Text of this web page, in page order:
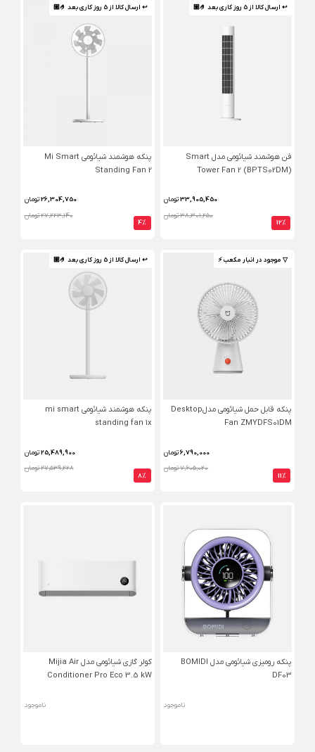
↩ ارسال کالا از 5 روز کاری بعد 🤌🏼
فن هوشمند شیائومی مدل Smart
Tower Fan 2 (BPTS02DM)
33,905,450تومان
38,301,250 تومان
12%
↩ ارسال کالا از 5 روز کاری بعد 🤌🏼
پنکه هوشمند شیائومی Mi Smart
Standing Fan 2
26,304,750تومان
27,223,140 تومان
4%
▽ موجود در انبار مکعب ⚡️
پنکه قابل حمل شیائومی مدلDesktop
Fan ZMYDFS01DM
6,790,000تومان
7,605,020 تومان
11%
↩ ارسال کالا از 5 روز کاری بعد 🤌🏼
پنکه هوشمند شیائومی mi smart
standing fan 1x
25,489,900تومان
27,539,228 تومان
8%
پنکه رومیزی شیائومی مدل BOMIDI
DF03
ناموجود
کولر گازی شیائومی مدل Mijia Air
Conditioner Pro Eco 3.5 kW
ناموجود